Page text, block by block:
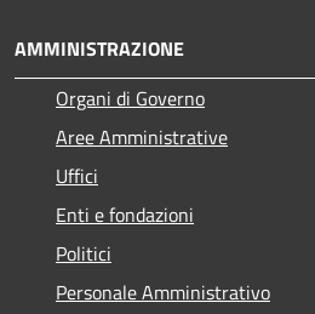
AMMINISTRAZIONE
Organi di Governo
Aree Amministrative
Uffici
Enti e fondazioni
Politici
Personale Amministrativo